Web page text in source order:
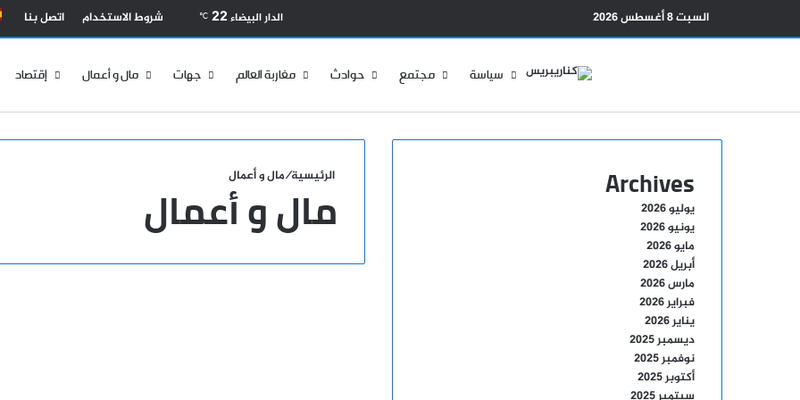
السبت 8 أغسطس 2026 الدار البيضاء 22
℃ بحث عن
شروط الاستخدام اتصل بنا
سياسة مجتمع حوادث مغاربة العالم جهات مال و أعمال إقتصاد
الرئيسية/مال و أعمال
مال و أعمال Archives
يوليو 2026
يونيو 2026
مايو 2026
أبريل 2026
مارس 2026
فبراير 2026
يناير 2026
ديسمبر 2025
نوفمبر 2025
أكتوبر 2025